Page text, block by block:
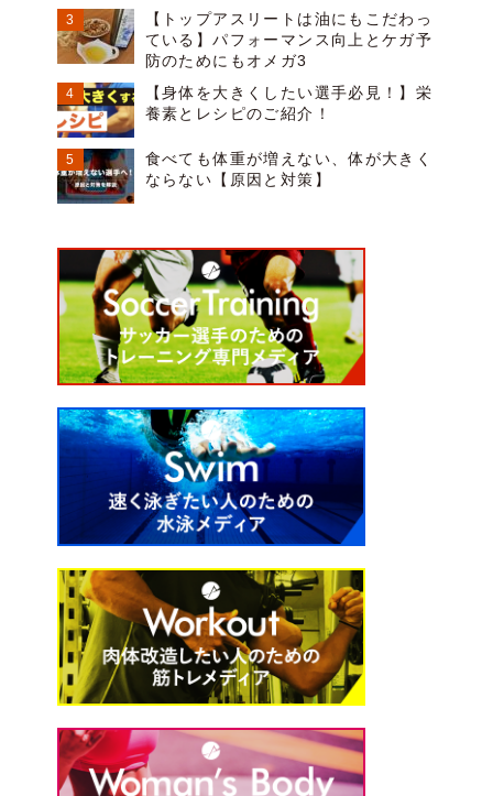
【トップアスリートは油にもこだわっ
ている】パフォーマンス向上とケガ予
防のためにもオメガ3
【身体を大きくしたい選手必見！】栄
養素とレシピのご紹介！
食べても体重が増えない、体が大きく
ならない【原因と対策】